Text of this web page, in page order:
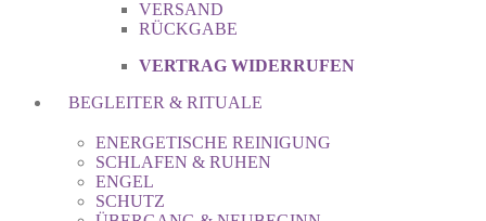
VERSAND
RÜCKGABE
VERTRAG WIDERRUFEN
BEGLEITER & RITUALE
ENERGETISCHE REINIGUNG
SCHLAFEN & RUHEN
ENGEL
SCHUTZ